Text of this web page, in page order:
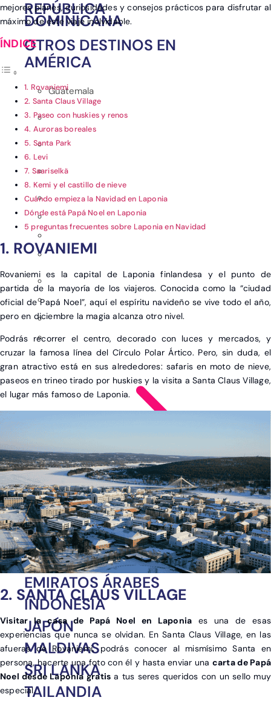
REPÚBLICA
DOMINICANA
OTROS DESTINOS EN
AMÉRICA
Guatemala
Ver post de América
CHINA
EMIRATOS ÁRABES
INDONESIA
JAPÓN
MALDIVAS
SRI LANKA
TAILANDIA
mejores planes, curiosidades y consejos prácticos para disfrutar al
máximo de este viaje inolvidable.
1. Rovaniemi
2. Santa Claus Village
3. Paseo con huskies y renos
4. Auroras boreales
5. Santa Park
6. Levi
7. Saariselkä
8. Kemi y el castillo de nieve
Cuándo empieza la Navidad en Laponia
Dónde está Papá Noel en Laponia
5 preguntas frecuentes sobre Laponia en Navidad
1. ROVANIEMI
Rovaniemi es la capital de Laponia finlandesa y el punto de
partida de la mayoría de los viajeros. Conocida como la “ciudad
oficial de Papá Noel”, aquí el espíritu navideño se vive todo el año,
pero en diciembre la magia alcanza otro nivel.
Podrás recorrer el centro, decorado con luces y mercados, y
cruzar la famosa línea del Círculo Polar Ártico. Pero, sin duda, el
gran atractivo está en sus alrededores: safaris en moto de nieve,
paseos en trineo tirado por huskies y la visita a Santa Claus Village,
el lugar más famoso de Laponia.
2. SANTA CLAUS VILLAGE
Visitar la casa de Papá Noel en Laponia es una de esas
experiencias que nunca se olvidan. En Santa Claus Village, en las
afueras de Rovaniemi, podrás conocer al mismísimo Santa en
persona, hacerte una foto con él y hasta enviar una carta de Papá
Noel desde Laponia gratis a tus seres queridos con un sello muy
especial.